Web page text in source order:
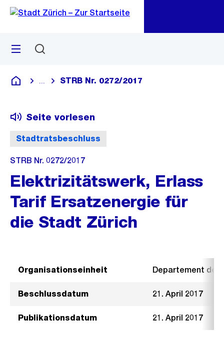
Navigation
Sprunglink
Menü
Deutsch
Blende alle Breadcrumbs ein
STRB Nr. 0272/2017
Stadtratsbeschluss
Seite vorlesen
STRB Nr. 0272/2017
Elektrizitätswerk, Erlass
Tarif Ersatzenergie für
die Stadt Zürich
Organisationseinheit Departement der
Beschlussdatum 21. April 2017
Publikationsdatum 21. April 2017